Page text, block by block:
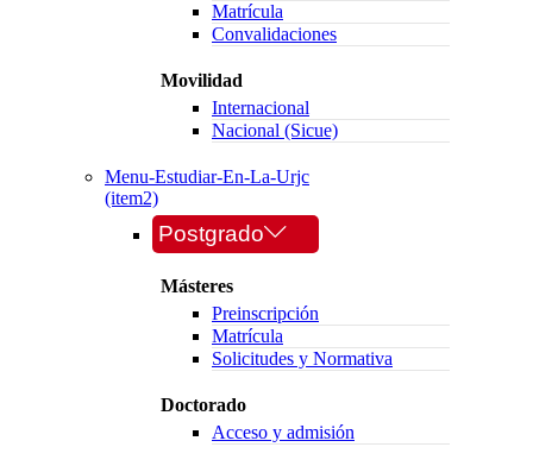
Matrícula
Convalidaciones
Movilidad
Internacional
Nacional (Sicue)
Menu-Estudiar-En-La-Urjc
(item2)
Postgrado
Másteres
Preinscripción
Matrícula
Solicitudes y Normativa
Doctorado
Acceso y admisión